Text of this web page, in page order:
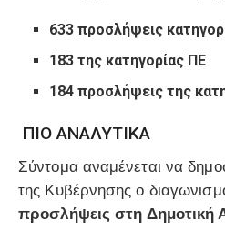
633 προσλήψεις
183 της κατηγορίας ΠΕ
184 προσλήψεις της
ΠΙΟ ΑΝΑΛΥΤΙΚΑ
Σύντομα αναμένεται να
της Κυβέρνησης ο
προσλήψεις στη Δημοτική